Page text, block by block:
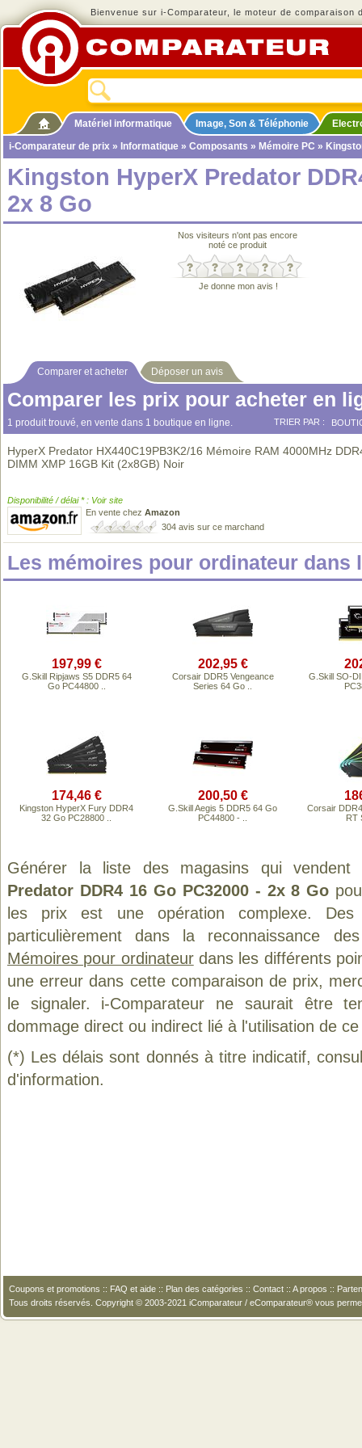
Bienvenue sur i-Comparateur, le moteur de comparaison
Matériel informatique Image, Son & Téléphonie
i-Comparateur de prix » Informatique » Composants » Mémoire PC »
Kingston HyperX Predator
2x 8 Go
Nos visiteurs n'ont pas encore
noté ce produit
Je donne mon avis !
Comparer et acheter Déposer un avis
Comparer les prix pour acheter en
1 produit trouvé, en vente dans 1 boutique en ligne. TRIER PAR :
HyperX Predator HX440C19PB3K2/16 Mémoire RAM 4000MHz
DIMM XMP 16GB Kit (2x8GB) Noir
Disponibilité / délai * : Voir site
En vente chez Amazon
304 avis sur ce marchand
Les mémoires pour ordinateur dans
197,99 €
G.Skill Ripjaws S5 DDR5 64
Go PC44800 ..
202,95 €
Corsair DDR5 Vengeance
Series 64 Go ..
G.Skill SO-
174,46 €
Kingston HyperX Fury DDR4
32 Go PC28800 ..
200,50 €
G.Skill Aegis 5 DDR5 64 Go
PC44800 - ..
Corsair
RT
Générer la liste des magasins qui
Predator DDR4 16 Go PC32000 - 2x 8 Go
les prix est une opération complexe. Des
particulièrement dans la reconnaissance
Mémoires pour ordinateurdans les différents
une erreur dans cette comparaison de prix,
le signaler. i-Comparateur ne saurait être
dommage direct ou indirect lié à l'utilisation de
(*) Les délais sont donnés à titre indicatif,
d'information.
Coupons et promotions :: FAQ et aide :: Plan des catégories :: Contact :: A propos ::
Tous droits réservés. Copyright © 2003-2021 iComparateur / eComparateur® vous